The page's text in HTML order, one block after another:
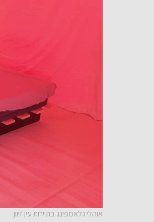
אוהלי גלאמפינג בתיירות עין זיוון